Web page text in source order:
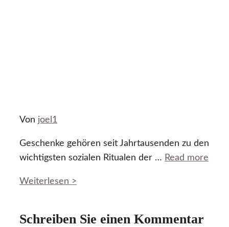
Von joel1
Geschenke gehören seit Jahrtausenden zu den
wichtigsten sozialen Ritualen der … Read more
Weiterlesen >
Schreiben Sie einen Kommentar